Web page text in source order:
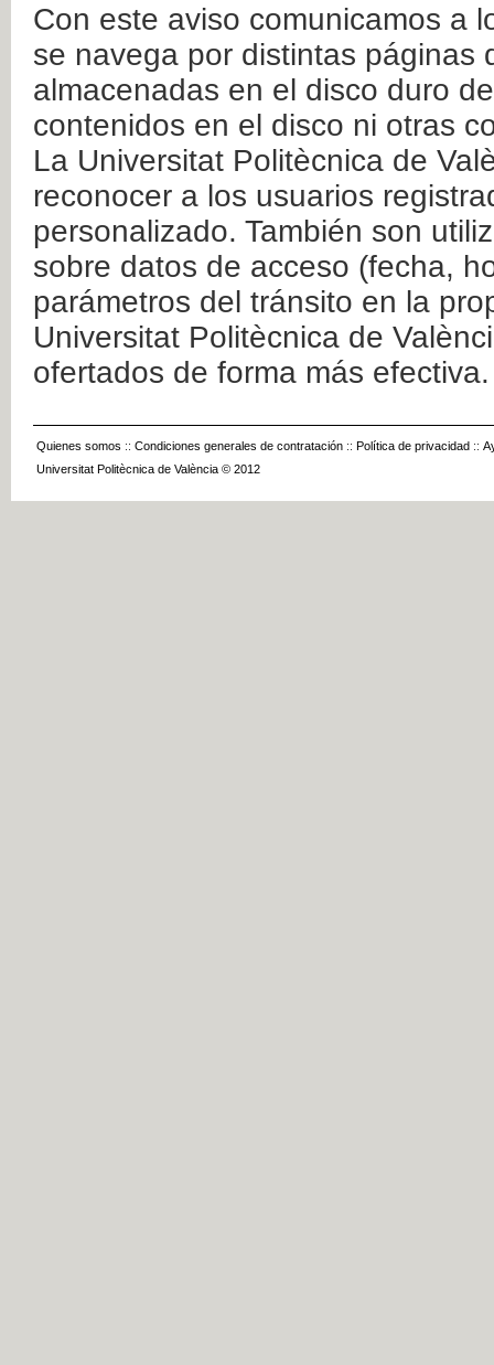
Con este aviso comunicamos a
se navega por distintas páginas
almacenadas en el disco duro
contenidos en el disco ni otras
La Universitat Politècnica de
reconocer a los usuarios
personalizado. También son
sobre datos de acceso (fecha,
parámetros del tránsito en la
Universitat Politècnica de
ofertados de forma más efectiva.
Quienes somos :: Condiciones generales de contratación :: Política de privacidad ::
Universitat Politècnica de València © 2012